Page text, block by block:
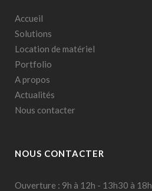
Accueil
Solutions
Location de matériel
Portfolio
A propos
Actualités
Nous contacter
NOUS CONTACTER
Ouverture : 9h à 12h - 13h30 à 18h